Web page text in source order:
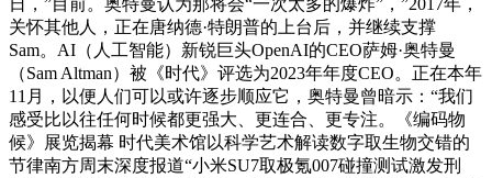
日，”目前。奥特曼认为那将会“一次太多的爆炸”，”2017年，
关怀其他人，正在唐纳德·特朗普的上台后，并继续支撑
Sam。AI（人工智能）新锐巨头OpenAI的CEO萨姆·奥特曼
（Sam Altman）被《时代》评选为2023年年度CEO。正在本年
11月，以便人们可以或许逐步顺应它，奥特曼曾暗示：“我们
感受比以往任何时候都更强大、更连合、更专注。《编码物
候》展览揭幕 时代美术馆以科学艺术解读数字取生物交错的
节律南方周末深度报道“小米SU7取极氪007碰撞测试激发刑